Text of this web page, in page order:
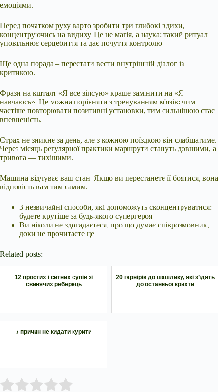
емоціями.
Перед початком руху варто зробити три глибокі вдихи,
концентруючись на видиху. Це не магія, а наука: такий ритуал
уповільнює серцебиття та дає почуття контролю.
Ще одна порада – перестати вести внутрішній діалог із
критикою.
Фрази на кшталт «Я все зіпсую» краще замінити на «Я
навчаюсь». Це можна порівняти з тренуванням м'язів: чим
частіше повторювати позитивні установки, тим сильнішою стає
впевненість.
Страх не зникне за день, але з кожною поїздкою він слабшатиме.
Через місяць регулярної практики маршрути стануть довшими, а
тривога — тихішими.
Машина відчуває ваш стан. Якщо ви перестанете її боятися, вона
відповість вам тим самим.
3 незвичайні способи, які допоможуть сконцентруватися:
будете крутіше за будь-якого супергероя
Ви ніколи не здогадаєтеся, про що думає співрозмовник,
доки не прочитаєте це
Related posts:
12 простих і ситних супів зі
свинячих реберець
20 гарнірів до шашлику, які з’їдять
до останньої крихти
7 причин не кидати курити
Rate this item: